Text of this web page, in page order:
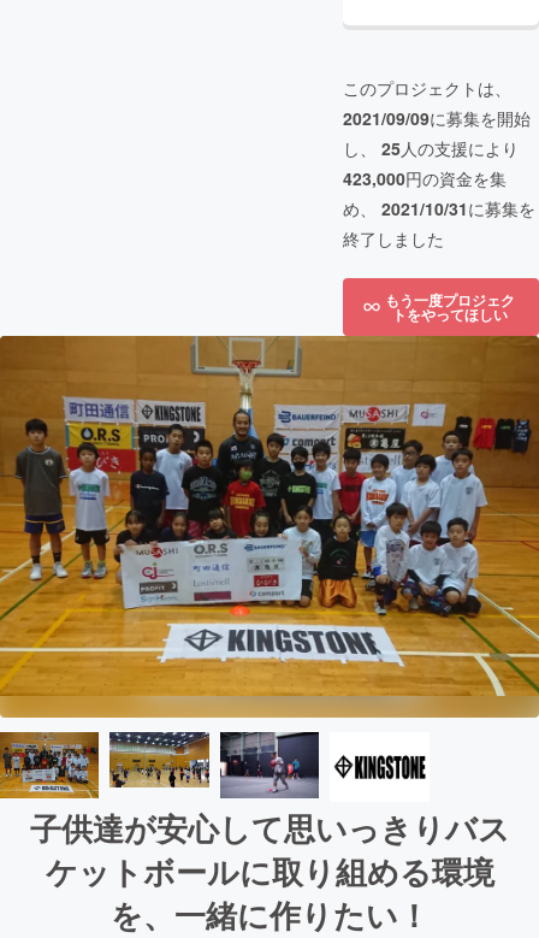
このプロジェクトは、
2021/09/09に募集を開始
し、 25人の支援により
423,000円の資金を集
め、 2021/10/31に募集を
終了しました
もう一度プロジェク
トをやってほしい
子供達が安心して思いっきりバス
ケットボールに取り組める環境
を、一緒に作りたい！